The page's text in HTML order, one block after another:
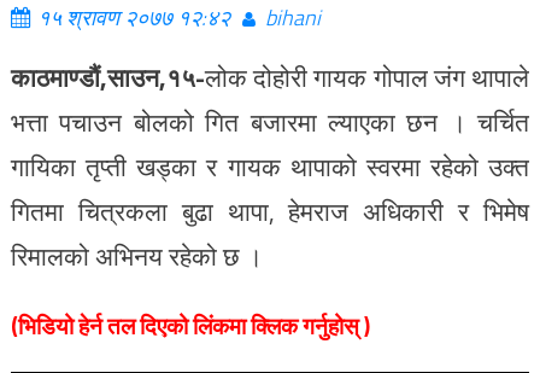
१५ श्रावण २०७७ १२:४२ bihani
काठमाण्डौं,साउन,१५-लोक दोहोरी गायक गोपाल जंग थापाले
भत्ता पचाउन बोलको गित बजारमा ल्याएका छन । चर्चित
गायिका तृप्ती खड्का र गायक थापाको स्वरमा रहेको उक्त
गितमा चित्रकला बुढा थापा, हेमराज अधिकारी र भिमेष
रिमालको अभिनय रहेको छ ।
(भिडियो हेर्न तल दिएको लिंकमा क्लिक गर्नुहोस् )